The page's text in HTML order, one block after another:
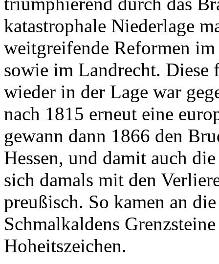
katastrophale Niederlage
weitgreifende Reformen
sowie im Landrecht. Diese
wieder in der Lage war
nach 1815 erneut eine
gewann dann 1866 den
Hessen, und damit auch
sich damals mit den
preußisch. So kamen an
Schmalkaldens
Hoheitszeichen.